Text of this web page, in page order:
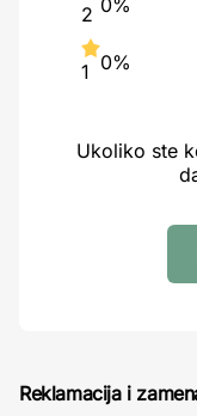
2 0%
1 0%
Ukoliko ste
Reklamacija i